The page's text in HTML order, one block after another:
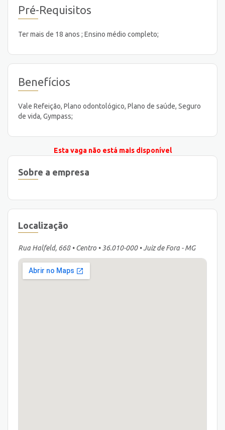
Pré-Requisitos
Ter mais de 18 anos ; Ensino médio completo;
Benefícios
Vale Refeição, Plano odontológico, Plano de saúde, Seguro
de vida, Gympass;
Esta vaga não está mais disponível
Sobre a empresa
Localização
Rua Halfeld, 668 • Centro • 36.010-000 • Juiz de Fora - MG